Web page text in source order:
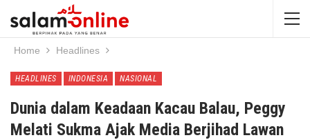
Home Headlines
HEADLINES INDONESIA NASIONAL
Dunia dalam Keadaan Kacau Balau, Peggy
Melati Sukma Ajak Media Berjihad Lawan